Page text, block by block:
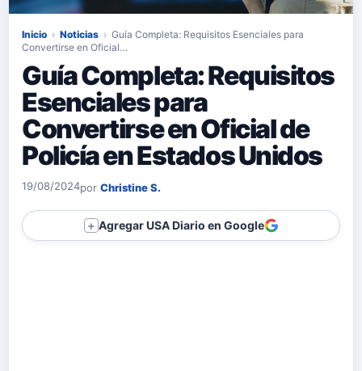
Inicio › Noticias › Guía Completa: Requisitos Esenciales para
Convertirse en Oficial…
Guía Completa: Requisitos
Esenciales para
Convertirse en Oficial de
Policía en Estados Unidos
19/08/2024por Christine S.
＋ Agregar USA Diario en Google